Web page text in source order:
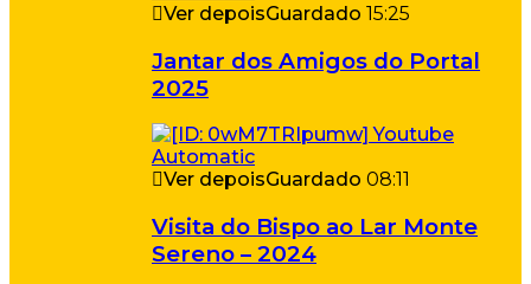
Ver depoisGuardado 15:25
Jantar dos Amigos do Portal
2025
Ver depoisGuardado 08:11
Visita do Bispo ao Lar Monte
Sereno – 2024